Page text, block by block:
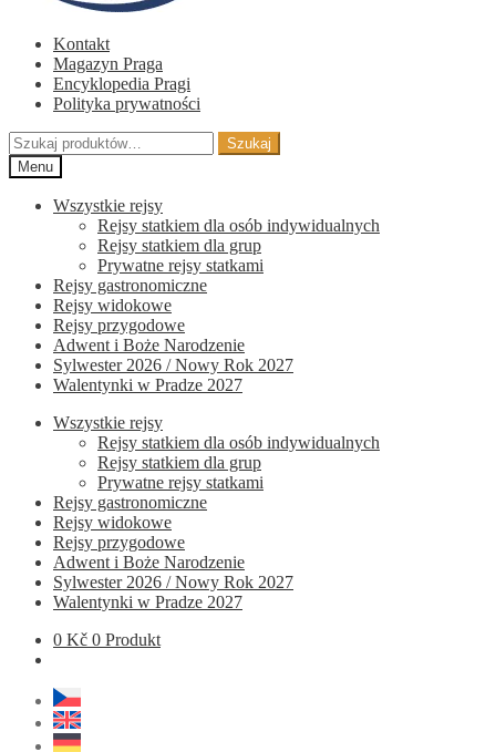
Kontakt
Magazyn Praga
Encyklopedia Pragi
Polityka prywatności
Szukaj:
Szukaj
Menu
Wszystkie rejsy
Rejsy statkiem dla osób indywidualnych
Rejsy statkiem dla grup
Prywatne rejsy statkami
Rejsy gastronomiczne
Rejsy widokowe
Rejsy przygodowe
Adwent i Boże Narodzenie
Sylwester 2026 / Nowy Rok 2027
Walentynki w Pradze 2027
Wszystkie rejsy
Rejsy statkiem dla osób indywidualnych
Rejsy statkiem dla grup
Prywatne rejsy statkami
Rejsy gastronomiczne
Rejsy widokowe
Rejsy przygodowe
Adwent i Boże Narodzenie
Sylwester 2026 / Nowy Rok 2027
Walentynki w Pradze 2027
0 Kč 0 Produkt